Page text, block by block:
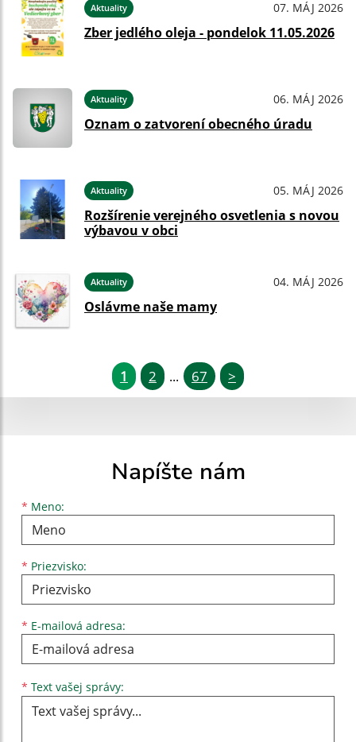
Aktuality 07. MÁJ 2026
Zber jedlého oleja - pondelok 11.05.2026
Aktuality 06. MÁJ 2026
Oznam o zatvorení obecného úradu
Aktuality 05. MÁJ 2026
Rozšírenie verejného osvetlenia s novou
výbavou v obci
Aktuality 04. MÁJ 2026
Oslávme naše mamy
1 2 ... 67 >
Napíšte nám
* Meno:
Meno
* Priezvisko:
Priezvisko
* E-mailová adresa:
E-mailová adresa
* Text vašej správy: